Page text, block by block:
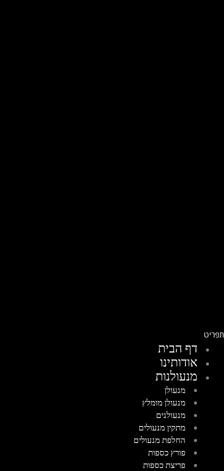
דף הבית
אודותינו
מנעולנות
מנעולן
מנעולן מומלץ
מנעולנים
מתקין מנעולים
החלפת מנעולים
פורץ כספות
פריצת כספות